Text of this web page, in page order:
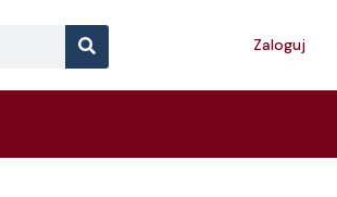
Search
Zaloguj